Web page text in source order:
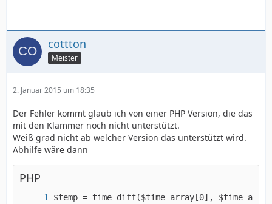
cottton
Meister
2. Januar 2015 um 18:35
Der Fehler kommt glaub ich von einer PHP Version, die das
mit den Klammer noch nicht unterstützt.
Weiß grad nicht ab welcher Version das unterstützt wird.
Abhilfe wäre dann
PHP